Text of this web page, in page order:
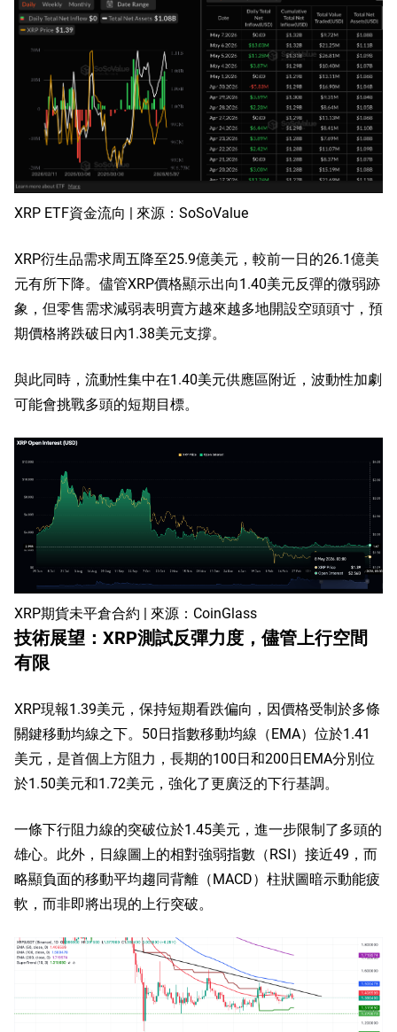
XRP ETF資金流向 | 來源：SoSoValue
XRP衍生品需求周五降至25.9億美元，較前一日的26.1億美
元有所下降。儘管XRP價格顯示出向1.40美元反彈的微弱跡
象，但零售需求減弱表明賣方越來越多地開設空頭頭寸，預
期價格將跌破日內1.38美元支撐。
與此同時，流動性集中在1.40美元供應區附近，波動性加劇
可能會挑戰多頭的短期目標。
XRP期貨未平倉合約 | 來源：CoinGlass
技術展望：XRP測試反彈力度，儘管上行空間
有限
XRP現報1.39美元，保持短期看跌偏向，因價格受制於多條
關鍵移動均線之下。50日指數移動均線（EMA）位於1.41
美元，是首個上方阻力，長期的100日和200日EMA分別位
於1.50美元和1.72美元，強化了更廣泛的下行基調。
一條下行阻力線的突破位於1.45美元，進一步限制了多頭的
雄心。此外，日線圖上的相對強弱指數（RSI）接近49，而
略顯負面的移動平均趨同背離（MACD）柱狀圖暗示動能疲
軟，而非即將出現的上行突破。